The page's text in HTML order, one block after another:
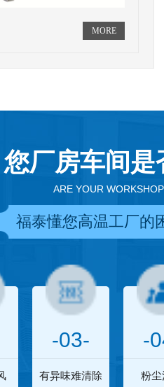
您厂房车间
ARE YOUR
福泰懂您高温工厂的
-03-
有异味难清除
-
粉尘